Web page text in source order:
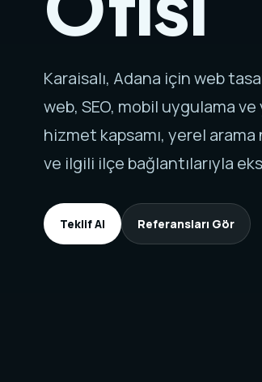
Karaisalı, Adana için web
web, SEO, mobil uygulama
hizmet kapsamı, yerel
ve ilgili ilçe bağlantılarıyla
Teklif Al Referansları Gör